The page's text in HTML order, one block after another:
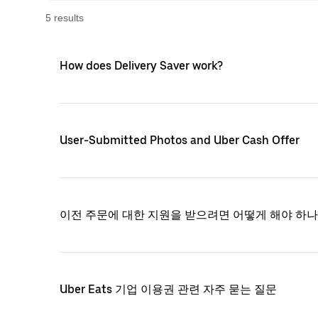
5 results
How does Delivery Saver work?
User-Submitted Photos and Uber Cash Offer
이전 주문에 대한 지원을 받으려면 어떻게 해야 하
Uber Eats 기업 이용권 관련 자주 묻는 질문